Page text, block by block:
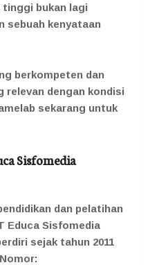
tinggi bukan lagi
sebuah kenyataan
berkompeten dan
relevan dengan kondisi
sekarang untuk
Sisfomedia
dan pelatihan
Educa Sisfomedia
sejak tahun 2011